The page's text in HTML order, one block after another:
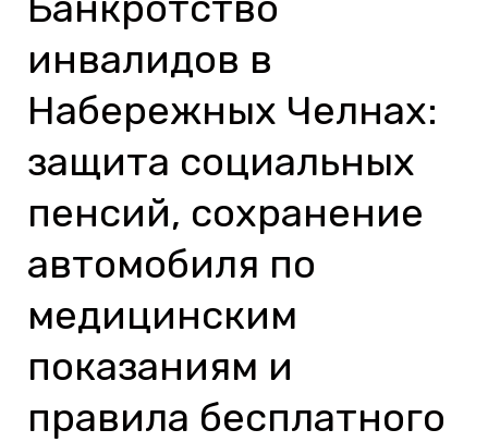
инвалидов в
Набережных Челнах:
защита социальных
пенсий, сохранение
автомобиля по
медицинским
показаниям и
правила бесплатного
в
Набережных
Челнах:
защита
пенсий,
сохранение
по
медицинским